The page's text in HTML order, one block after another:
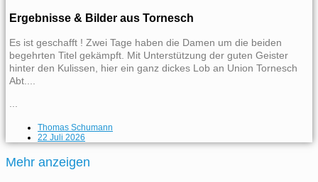
Ergebnisse & Bilder aus Tornesch
Es ist geschafft ! Zwei Tage haben die Damen um die beiden
begehrten Titel gekämpft. Mit Unterstützung der guten Geister
hinter den Kulissen, hier ein ganz dickes Lob an Union Tornesch
Abt....
Thomas Schumann
22 Juli 2026
Mehr anzeigen